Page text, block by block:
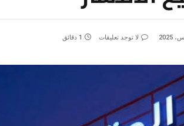
لا توجد تعليقات 1 دقائق